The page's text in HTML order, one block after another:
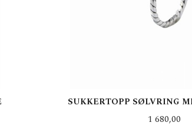
SUKKERTOPP SØLVRING
Pris
1 680,00